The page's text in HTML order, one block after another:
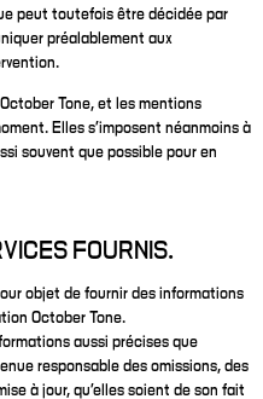
peut toutefois être décidée par
préalablement aux
Tone, et les mentions
Elles s’imposent néanmoins à
souvent que possible pour en
FOURNIS.
objet de fournir des informations
October Tone.
aussi précises que
responsable des omissions, des
à jour, qu’elles soient de son fait